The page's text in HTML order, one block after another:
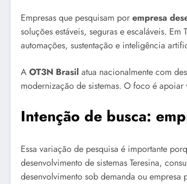
Empresas que pesquisam porempresa
soluções estáveis, seguras e escaláveis.
automações, sustentação e inteligência
AOT3N Brasil atua nacionalmente com
modernização de sistemas. O foco é
Intenção de busca:
Essa variação de pesquisa é importante
desenvolvimento de sistemas Teresina,
desenvolvimento sob demanda ou